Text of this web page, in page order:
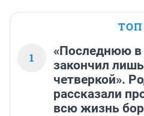
ТОП
1
«Последнюю в
закончил
четверкой».
рассказали
всю жизнь